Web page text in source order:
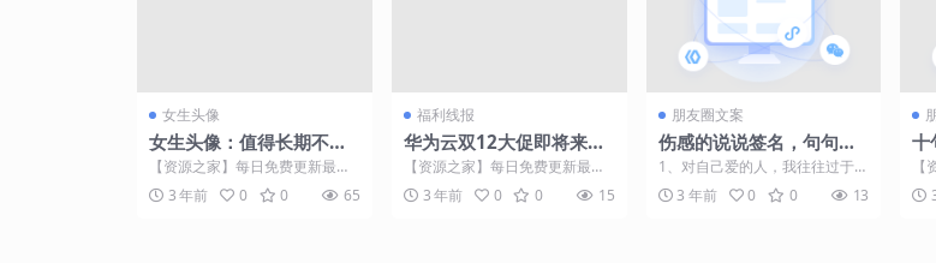
女生头像
女生头像：值得长期不换
的女生头像
【资源之家】每日免费更新最热
门的副业项目资源 图啥鸭 图你开
心呀 图片来源于网络...
3 年前 0 0 65
福利线报
华为云双12大促即将来
袭：新用户S6服务器享1.4
折优惠
【资源之家】每日免费更新最热
门的副业项目资源 双12脚步临
近，华为云也开始了12...
3 年前 0 0 15
朋友圈文案
伤感的说说签名，句句深
入人心！
1、对自己爱的人，我往往过于冲
动，爱撂狠话爱骂人，还口是心
非。可实际在做出这些举...
3 年前 0 0 13
十
门
的